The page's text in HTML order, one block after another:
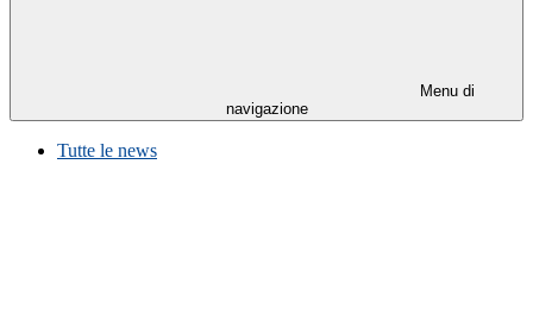
Menu di
navigazione
Tutte le news